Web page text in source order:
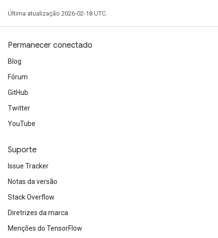
Última atualização 2026-02-18 UTC.
Permanecer conectado
Blog
Fórum
GitHub
Twitter
YouTube
Suporte
Issue Tracker
Notas da versão
Stack Overflow
Diretrizes da marca
Menções do TensorFlow